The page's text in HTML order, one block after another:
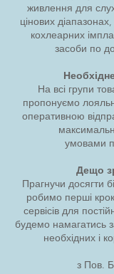
живлення для
цінових
кохлеарних
засоби по
На всі групи
пропонуємо
оперативною
умовами
Дещо
Прагнучи досягти
робимо перші
сервісів для
будемо намагатись
необхідних і
з Пов.